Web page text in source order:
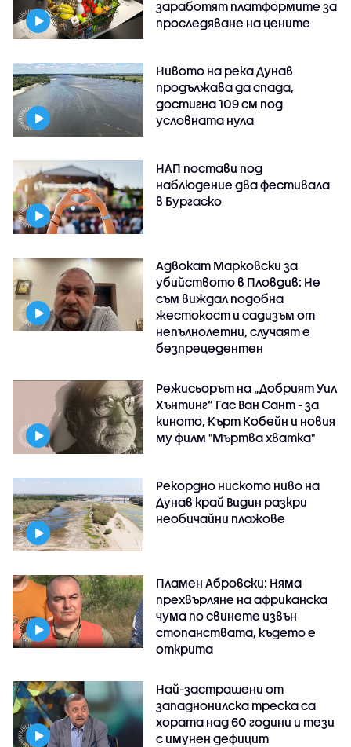
заработят платформите за
проследяване на цените
Нивото на река Дунав
продължава да спада,
достигна 109 см под
условната нула
НАП постави под
наблюдение два фестивала
в Бургаско
Адвокат Марковски за
убийството в Пловдив: Не
съм виждал подобна
жестокост и садизъм от
непълнолетни, случаят е
безпрецедентен
Режисьорът на „Добрият Уил
Хънтинг“ Гас Ван Сант - за
киното, Кърт Кобейн и новия
му филм "Мъртва хватка"
Рекордно ниското ниво на
Дунав край Видин разкри
необичайни плажове
Пламен Абровски: Няма
прехвърляне на африканска
чума по свинете извън
стопанствата, където е
открита
Най-застрашени от
западнонилска треска са
хората над 60 години и тези
с имунен дефицит